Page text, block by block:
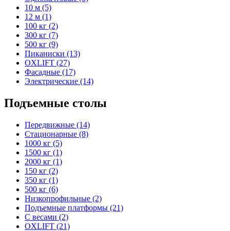
10 м (5)
12 м (1)
100 кг (2)
300 кг (7)
500 кг (9)
Пиканиски (13)
OXLIFT (27)
Фасадные (17)
Электрические (14)
Подъемные столы
Передвижные (14)
Стационарные (8)
1000 кг (5)
1500 кг (1)
2000 кг (1)
150 кг (2)
350 кг (1)
500 кг (6)
Низкопрофильные (2)
Подъемные платформы (21)
С весами (2)
OXLIFT (21)